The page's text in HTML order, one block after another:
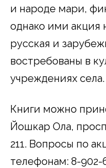
и народе мари,
однако ими акция
русская и
востребованы в
учреждениях села.
Книги можно
Йошкар Ола,
211. Вопросы по
телефонам: 8-902-